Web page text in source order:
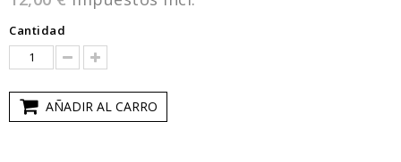
Cantidad
AÑADIR AL CARRO